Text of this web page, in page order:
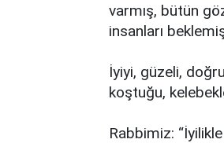
varmış, bütün
insanları
İyiyi, güzeli,
koştuğu,
Rabbimiz: